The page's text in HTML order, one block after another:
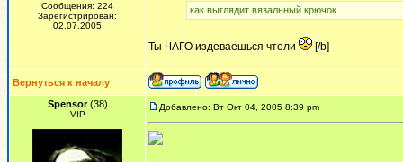
Сообщения: 224
Зарегистрирован:
02.07.2005
как выглядит вязальный крючок
Ты ЧАГО издеваешься чтоли [/b]
Вернуться к началу
Spensor(38)
VIP
Добавлено: Вт Окт 04, 2005 8:39 pm